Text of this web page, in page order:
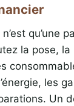
qu’une
la pose,
les
Un